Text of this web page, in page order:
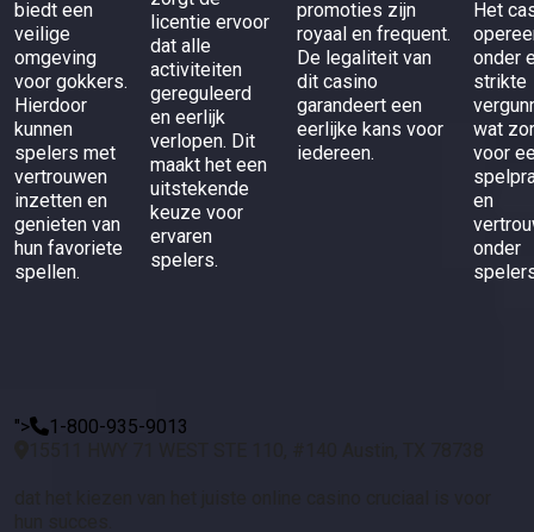
biedt een
veilige
omgeving
voor gokkers.
Hierdoor
kunnen
spelers met
vertrouwen
inzetten en
genieten van
hun favoriete
spellen.
licentie ervoor
dat alle
activiteiten
gereguleerd
en eerlijk
verlopen. Dit
maakt het een
uitstekende
keuze voor
ervaren
spelers.
promoties zijn
royaal en frequent.
De legaliteit van
dit casino
garandeert een
eerlijke kans voor
iedereen.
Het
onder
strikte
wat
voor
en
onder
">
1-800-935-9013